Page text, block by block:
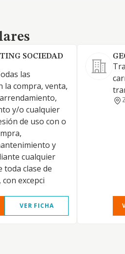
SOCIEDAD
las
la compra, venta,
y/o cualquier
de uso con o
y
cualquier
clase de
excepci
VER FICHA